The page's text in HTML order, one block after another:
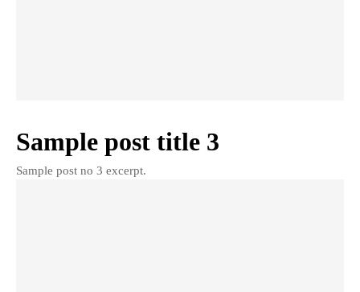
Sample post title 3
Sample post no 3 excerpt.